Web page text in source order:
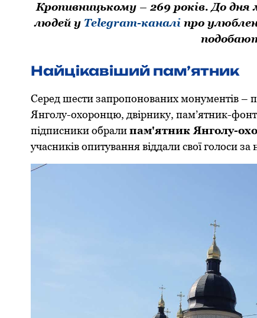
Кропивницькому – 269 років. До
людей у Telegram-каналі про
Найцікавіший пам’ятник
Серед шести запропонованих монументів
Янголу-охоронцю, двірнику, пам’ятник-
підписники обралипам'ятник Янголу-
учасників опитування віддали свої голоси за